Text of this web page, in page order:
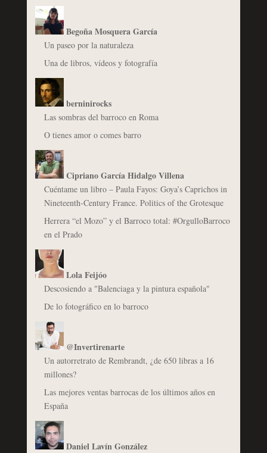
Begoña Mosquera García
Un paseo por la naturaleza
Una de libros, vídeos y fotografía
berninirocks
Las sombras del barroco en Roma
O tienes amor o comes barro
Cipriano García Hidalgo Villena
Cuéntame un libro – Paula Fayos: Goya’s Caprichos in
Nineteenth-Century France. Politics of the Grotesque
Herrera “el Mozo” y el Barroco total: #OrgulloBarroco
en el Prado
Lola Feijóo
Descosiendo a "Balenciaga y la pintura española"
De lo fotográfico en lo barroco
@Invertirenarte
Un autorretrato de Rembrandt, ¿de 650 libras a 16
millones?
Las mejores ventas barrocas de los últimos años en
España
Daniel Lavín González